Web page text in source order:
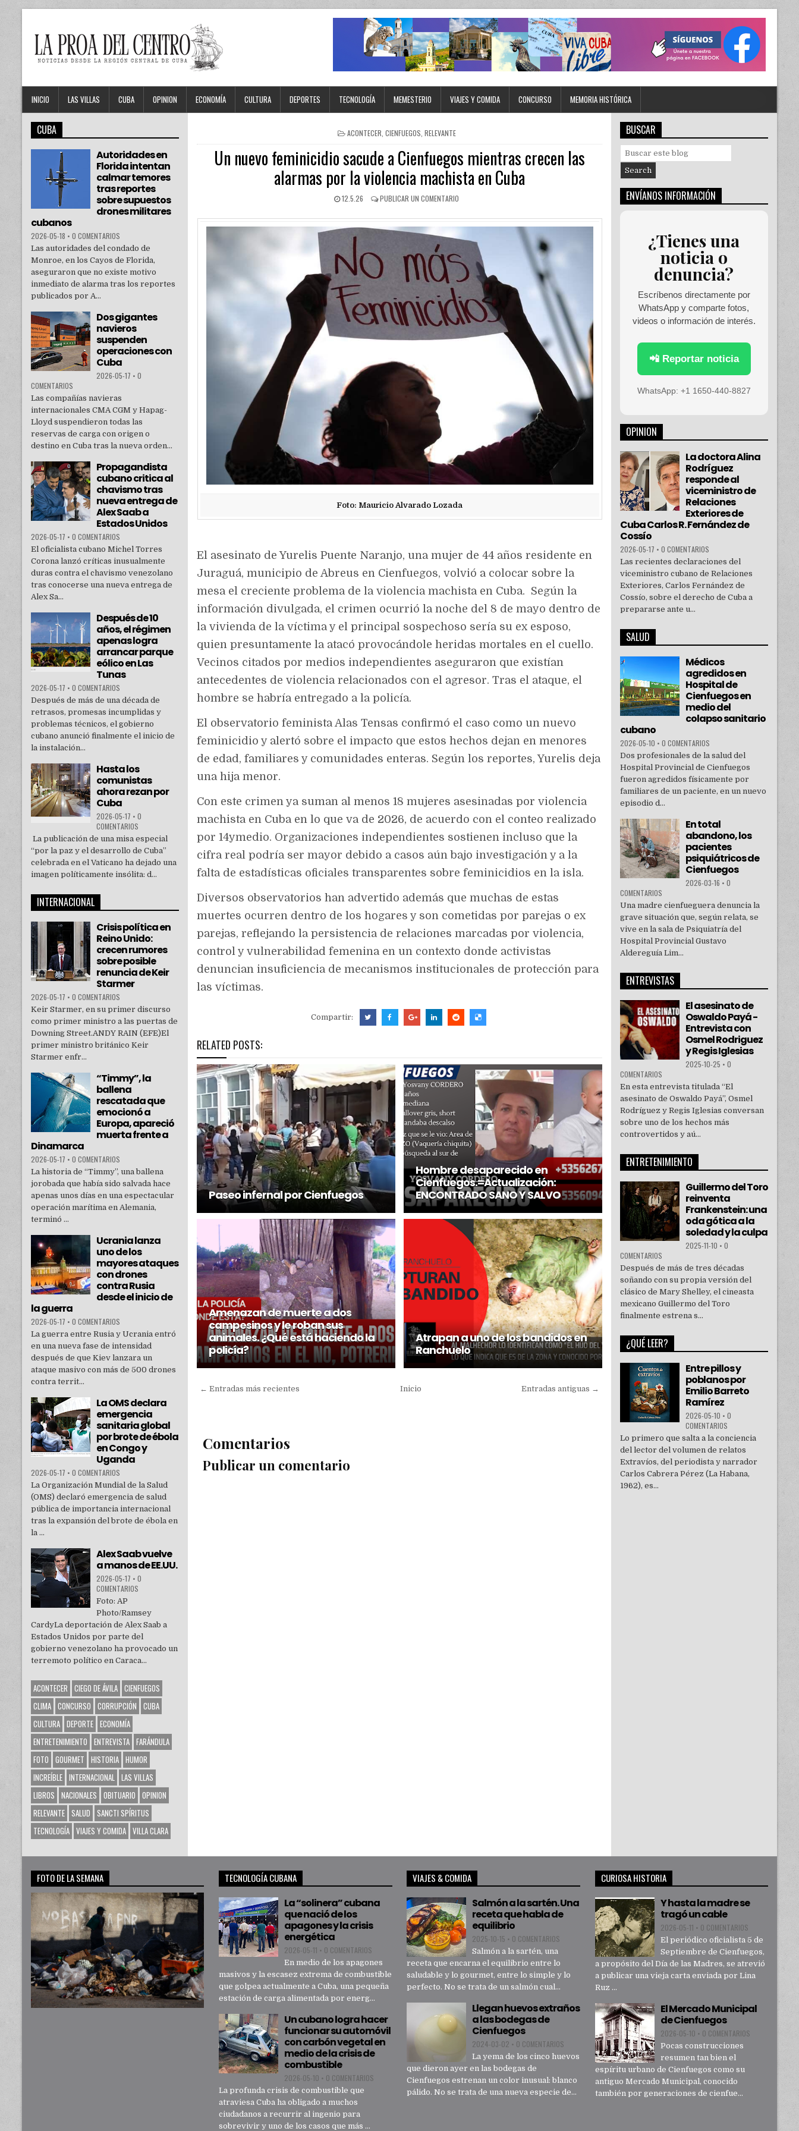
INICIO LAS VILLAS CUBA OPINION ECONOMÍA CULTURA DEPORTES TECNOLOGÍA MEMESTERIO VIAJES Y COMIDA CONCURSO MEMORIA HISTÓRICA
ACONTECER CIENFUEGOS RELEVANTE
Un nuevo feminicidio sacude a Cienfuegos mientras crecen las
alarmas por la violencia machista en Cuba
12.5.26 PUBLICAR UN COMENTARIO
Foto: Mauricio Alvarado Lozada
El asesinato de Yurelis Puente Naranjo, una mujer de 44 años residente en
Juraguá, municipio de Abreus en Cienfuegos, volvió a colocar sobre la
mesa el creciente problema de la violencia machista en Cuba. Según la
información divulgada, el crimen ocurrió la noche del 8 de mayo dentro de
la vivienda de la víctima y el principal sospechoso sería su ex esposo,
quien presuntamente la atacó provocándole heridas mortales en el cuello.
Vecinos citados por medios independientes aseguraron que existían
antecedentes de violencia relacionados con el agresor. Tras el ataque, el
hombre se habría entregado a la policía.
El observatorio feminista Alas Tensas confirmó el caso como un nuevo
feminicidio y alertó sobre el impacto que estos hechos dejan en menores
de edad, familiares y comunidades enteras. Según los reportes, Yurelis deja
una hija menor.
Con este crimen ya suman al menos 18 mujeres asesinadas por violencia
machista en Cuba en lo que va de 2026, de acuerdo con el conteo realizado
por 14ymedio. Organizaciones independientes sostienen incluso que la
cifra real podría ser mayor debido a casos aún bajo investigación y a la
falta de estadísticas oficiales transparentes sobre feminicidios en la isla.
Diversos observatorios han advertido además que muchas de estas
muertes ocurren dentro de los hogares y son cometidas por parejas o ex
parejas, reflejando la persistencia de relaciones marcadas por violencia,
control y vulnerabilidad femenina en un contexto donde activistas
denuncian insuficiencia de mecanismos institucionales de protección para
las víctimas.
Compartir:
RELATED POSTS:
Paseo infernal por Cienfuegos
Hombre desaparecido en
Cienfuegos.=Actualización:
ENCONTRADO SANO Y SALVO
Amenazan de muerte a dos
campesinos y le roban sus
animales. ¿Qué está haciendo la
policía?
Atrapan a uno de los bandidos en
Ranchuelo
← Entradas más recientes Entradas antiguas →
Inicio
Comentarios
Publicar un comentario
CUBA
Autoridades en
Florida intentan
calmar temores
tras reportes
sobre supuestos
drones militares
cubanos
2026-05-18 • 0 COMENTARIOS
Las autoridades del condado de
Monroe, en los Cayos de Florida,
aseguraron que no existe motivo
inmediato de alarma tras los reportes
publicados por A...
Dos gigantes
navieros
suspenden
operaciones con
Cuba
2026-05-17 • 0
COMENTARIOS
Las compañías navieras
internacionales CMA CGM y Hapag-
Lloyd suspendieron todas las
reservas de carga con origen o
destino en Cuba tras la nueva orden...
Propagandista
cubano critica al
chavismo tras
nueva entrega de
Alex Saab a
Estados Unidos
2026-05-17 • 0 COMENTARIOS
El oficialista cubano Michel Torres
Corona lanzó críticas inusualmente
duras contra el chavismo venezolano
tras conocerse una nueva entrega de
Alex Sa...
Después de 10
años, el régimen
apenas logra
arrancar parque
eólico en Las
Tunas
2026-05-17 • 0 COMENTARIOS
Después de más de una década de
retrasos, promesas incumplidas y
problemas técnicos, el gobierno
cubano anunció finalmente el inicio de
la instalación...
Hasta los
comunistas
ahora rezan por
Cuba
2026-05-17 • 0
COMENTARIOS
La publicación de una misa especial
“por la paz y el desarrollo de Cuba”
celebrada en el Vaticano ha dejado una
imagen políticamente insólita: d...
INTERNACIONAL
Crisis política en
Reino Unido:
crecen rumores
sobre posible
renuncia de Keir
Starmer
2026-05-17 • 0 COMENTARIOS
Keir Starmer, en su primer discurso
como primer ministro a las puertas de
Downing Street.ANDY RAIN (EFE)El
primer ministro británico Keir
Starmer enfr...
“Timmy”, la
ballena
rescatada que
emocionó a
Europa, apareció
muerta frente a
Dinamarca
2026-05-17 • 0 COMENTARIOS
La historia de “Timmy”, una ballena
jorobada que había sido salvada hace
apenas unos días en una espectacular
operación marítima en Alemania,
terminó ...
Ucrania lanza
uno de los
mayores ataques
con drones
contra Rusia
desde el inicio de
la guerra
2026-05-17 • 0 COMENTARIOS
La guerra entre Rusia y Ucrania entró
en una nueva fase de intensidad
después de que Kiev lanzara un
ataque masivo con más de 500 drones
contra territ...
La OMS declara
emergencia
sanitaria global
por brote de ébola
en Congo y
Uganda
2026-05-17 • 0 COMENTARIOS
La Organización Mundial de la Salud
(OMS) declaró emergencia de salud
pública de importancia internacional
tras la expansión del brote de ébola en
la ...
Alex Saab vuelve
a manos de EE.UU.
2026-05-17 • 0
COMENTARIOS
Foto: AP
Photo/Ramsey
CardyLa deportación de Alex Saab a
Estados Unidos por parte del
gobierno venezolano ha provocado un
terremoto político en Caraca...
ACONTECER CIEGO DE ÁVILA CIENFUEGOS
CLIMA CONCURSO CORRUPCIÓN CUBA
CULTURA DEPORTE ECONOMÍA
ENTRETENIMIENTO ENTREVISTA FARÁNDULA
FOTO GOURMET HISTORIA HUMOR
INCREÍBLE INTERNACIONAL LAS VILLAS
LIBROS NACIONALES OBITUARIO OPINION
RELEVANTE SALUD SANCTI SPÍRITUS
TECNOLOGÍA VIAJES Y COMIDA VILLA CLARA
BUSCAR
e
r
ENVÍANOS INFORMACIÓN
¿Tienes una
noticia o
denuncia?
Escríbenos directamente por
WhatsApp y comparte fotos,
videos o información de interés.
📲 Reportar noticia
WhatsApp: +1 1650-440-8827
OPINION
La doctora Alina
Rodríguez
responde al
viceministro de
Relaciones
Exteriores de
Cuba Carlos R. Fernández de
Cossío
2026-05-17 • 0 COMENTARIOS
Las recientes declaraciones del
viceministro cubano de Relaciones
Exteriores, Carlos Fernández de
Cossío, sobre el derecho de Cuba a
prepararse ante u...
SALUD
Médicos
agredidos en
Hospital de
Cienfuegos en
medio del
colapso sanitario
cubano
2026-05-10 • 0 COMENTARIOS
Dos profesionales de la salud del
Hospital Provincial de Cienfuegos
fueron agredidos físicamente por
familiares de un paciente, en un nuevo
episodio d...
En total
abandono, los
pacientes
psiquiátricos de
Cienfuegos
2026-03-16 • 0
COMENTARIOS
Una madre cienfueguera denuncia la
grave situación que, según relata, se
vive en la sala de Psiquiatría del
Hospital Provincial Gustavo
Aldereguía Lim...
ENTREVISTAS
El asesinato de
Oswaldo Payá -
Entrevista con
Osmel Rodriguez
y Regis Iglesias
2025-10-25 • 0
COMENTARIOS
En esta entrevista titulada “El
asesinato de Oswaldo Payá”, Osmel
Rodríguez y Regis Iglesias conversan
sobre uno de los hechos más
controvertidos y aú...
ENTRETENIMIENTO
Guillermo del Toro
reinventa
Frankenstein: una
oda gótica a la
soledad y la culpa
2025-11-10 • 0
COMENTARIOS
Después de más de tres décadas
soñando con su propia versión del
clásico de Mary Shelley, el cineasta
mexicano Guillermo del Toro
finalmente estrena s...
¿QUÉ LEER?
Entre pillos y
poblanos por
Emilio Barreto
Ramírez
2026-05-10 • 0
COMENTARIOS
Lo primero que salta a la conciencia
del lector del volumen de relatos
Extravíos, del periodista y narrador
Carlos Cabrera Pérez (La Habana,
1962), es...
FOTO DE LA SEMANA TECNOLOGÍA CUBANA
La “solinera” cubana
que nació de los
apagones y la crisis
energética
2026-05-11 • 0 COMENTARIOS
En medio de los apagones
masivos y la escasez extrema de combustible
que golpea actualmente a Cuba, una pequeña
estación de carga alimentada por energ...
Un cubano logra hacer
funcionar su automóvil
con carbón vegetal en
medio de la crisis de
combustible
2026-05-10 • 0 COMENTARIOS
La profunda crisis de combustible que
atraviesa Cuba ha obligado a muchos
ciudadanos a recurrir al ingenio para
sobrevivir y uno de los casos que más ...
VIAJES & COMIDA
Salmón a la sartén. Una
receta que habla de
equilibrio
2025-10-15 • 0 COMENTARIOS
Salmón a la sartén, una
receta que encarna el equilibrio entre lo
saludable y lo gourmet, entre lo simple y lo
perfecto. No se trata de un salmón cual...
Llegan huevos extraños
a las bodegas de
Cienfuegos
2024-03-02 • 0 COMENTARIOS
La yema de los cinco huevos
que dieron ayer en las bodegas de
Cienfuegos estrenan un color inusual: blanco
pálido. No se trata de una nueva especie de...
CURIOSA HISTORIA
Y hasta la madre se
tragó un cable
2026-05-11 • 0 COMENTARIOS
El periódico oficialista 5 de
Septiembre de Cienfuegos,
a propósito del Día de las Madres, se atrevió
a publicar una vieja carta enviada por Lina
Ruz ...
El Mercado Municipal
de Cienfuegos
2026-05-10 • 0 COMENTARIOS
Pocas construcciones
resumen tan bien el
espíritu urbano de Cienfuegos como su
antiguo Mercado Municipal, conocido
también por generaciones de cienfue...